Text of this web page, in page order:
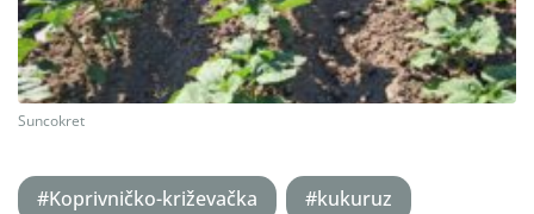
Suncokret
#Koprivničko-križevačka #kukuruz